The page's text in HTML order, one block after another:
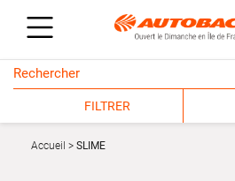
FILTRER
Accueil SLIME